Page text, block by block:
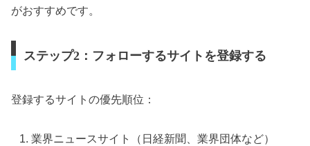
がおすすめです。
ステップ2：フォローするサイトを登録する
登録するサイトの優先順位：
業界ニュースサイト（日経新聞、業界団体など）